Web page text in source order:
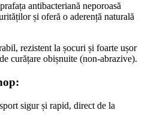
antibacteriană neporoasă
și oferă o aderență naturală
rezistent la șocuri și foarte ușor
curățare obișnuite (non-abrazive).
sigur și rapid, direct de la